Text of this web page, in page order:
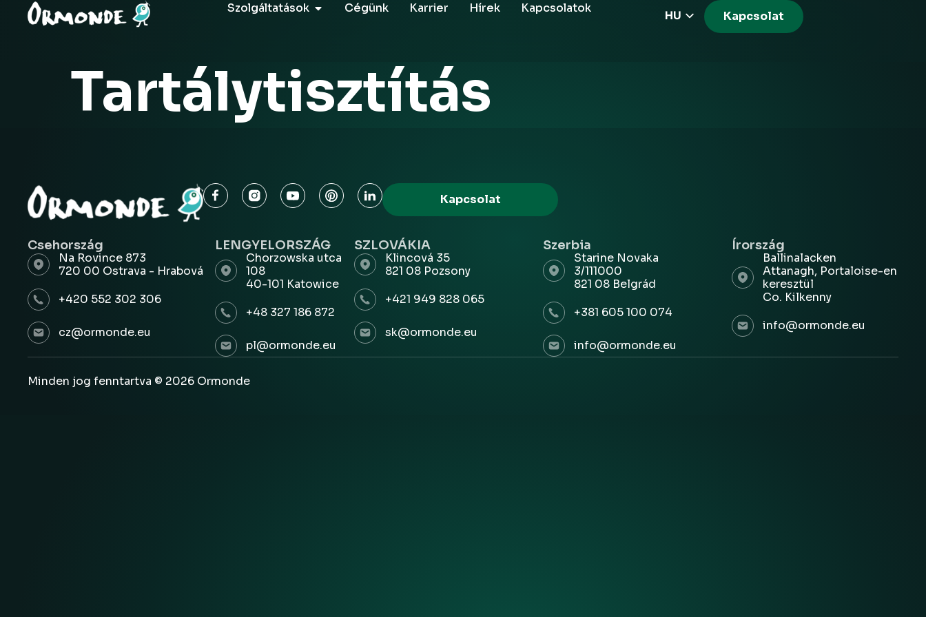
Szolgáltatások Cégünk Karrier Hírek Kapcsolatok
HU
Kapcsolat
Tartálytisztítás
Kapcsolat
Csehország
Na Rovince 873
720 00 Ostrava - Hrabová
+420 552 302 306
cz@ormonde.eu
LENGYELORSZÁG
Chorzowska utca
108
40-101 Katowice
+48 327 186 872
pl@ormonde.eu
SZLOVÁKIA
Klincová 35
821 08 Pozsony
+421 949 828 065
sk@ormonde.eu
Szerbia
Starine Novaka
3/111000
821 08 Belgrád
+381 605 100 074
info@ormonde.eu
Írország
Ballinalacken
Attanagh, Portaloise-en
keresztül
Co. Kilkenny
info@ormonde.eu
Minden jog fenntartva © 2026 Ormonde